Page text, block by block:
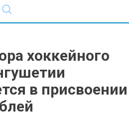
хоккейного
в присвоении